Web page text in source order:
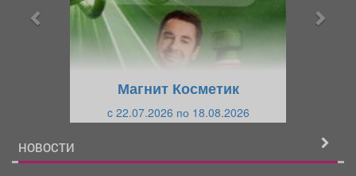
Магнит Косметик
c 22.07.2026 по 18.08.2026
НОВОСТИ